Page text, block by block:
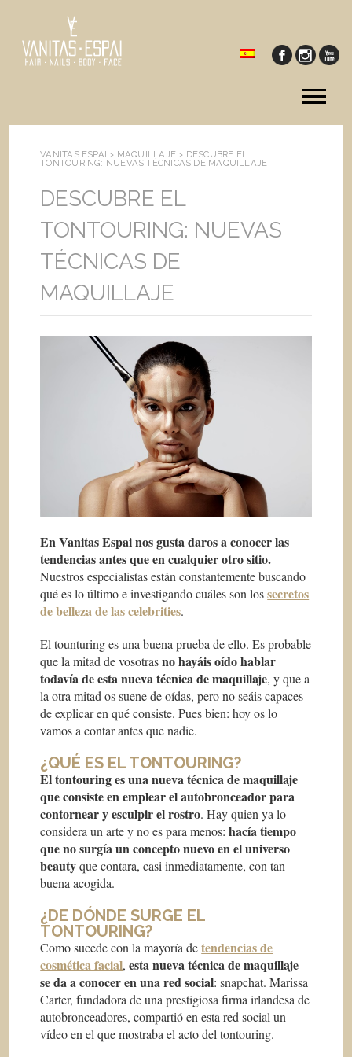
VANITAS ESPAI > MAQUILLAJE > DESCUBRE EL
TONTOURING: NUEVAS TÉCNICAS DE MAQUILLAJE
DESCUBRE EL
TONTOURING: NUEVAS
TÉCNICAS DE
MAQUILLAJE
En Vanitas Espai nos gusta daros a conocer las
tendencias antes que en cualquier otro sitio.
Nuestros especialistas están constantemente buscando
qué es lo último e investigando cuáles son lossecretos
de belleza de las celebrities.
El tounturing es una buena prueba de ello. Es probable
que la mitad de vosotrasno hayáis oído hablar
todavía de esta nueva técnica de maquillaje, y que a
la otra mitad os suene de oídas, pero no seáis capaces
de explicar en qué consiste. Pues bien: hoy os lo
vamos a contar antes que nadie.
¿QUÉ ES EL TONTOURING?
El tontouring es una nueva técnica de maquillaje
que consiste en emplear el autobronceador para
contornear y esculpir el rostro. Hay quien ya lo
considera un arte y no es para menos:hacía tiempo
que no surgía un concepto nuevo en el universo
beautyque contara, casi inmediatamente, con tan
buena acogida.
¿DE DÓNDE SURGE EL
TONTOURING?
Como sucede con la mayoría detendencias de
cosmética facial,esta nueva técnica de maquillaje
se da a conocer en una red social: snapchat. Marissa
Carter, fundadora de una prestigiosa firma irlandesa de
autobronceadores, compartió en esta red social un
vídeo en el que mostraba el acto del tontouring.